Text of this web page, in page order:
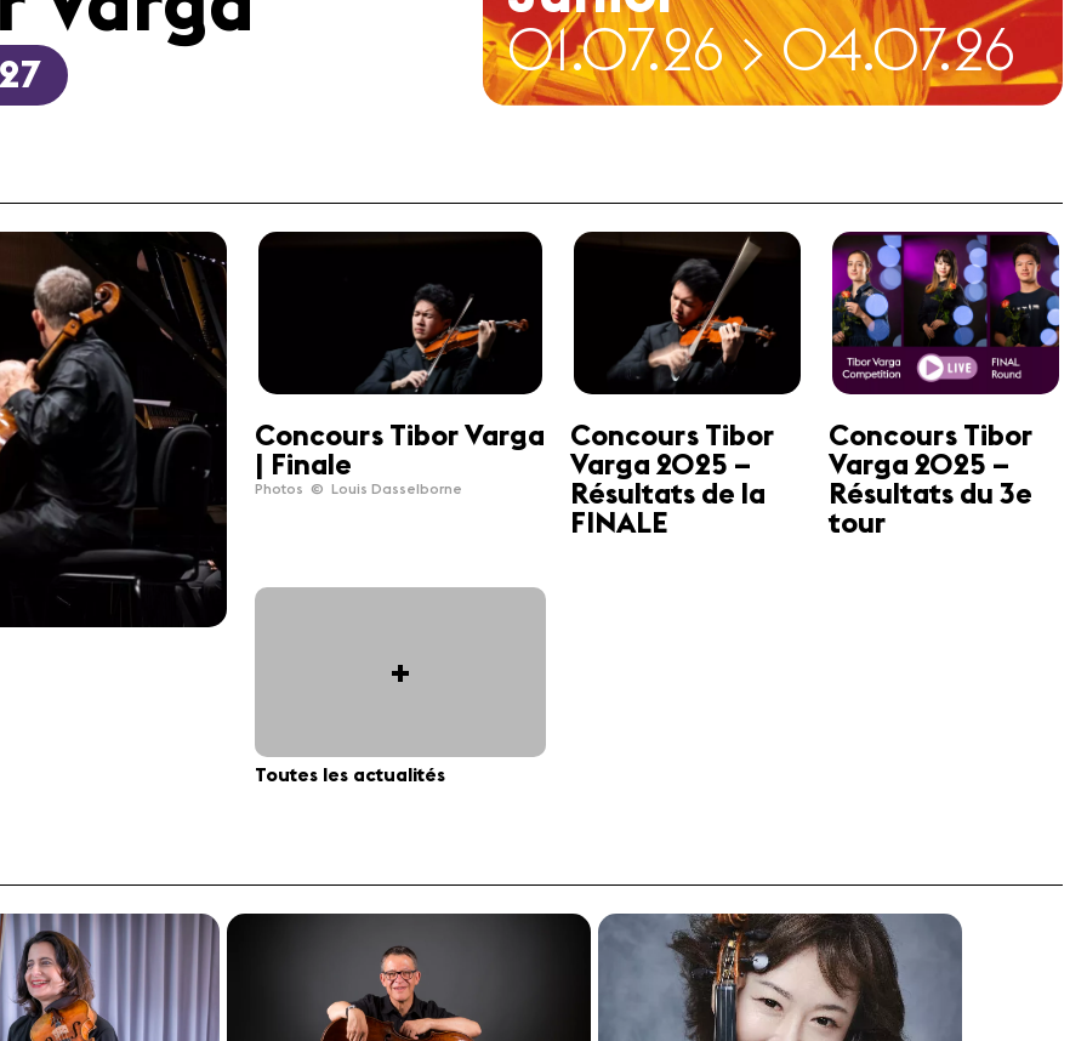
01.07.26 > 04.07.26
Concours Tibor Varga
| Finale
Photos © Louis Dasselborne
Concours Tibor
Varga 2025 –
Résultats de la
FINALE
Concours Tibor
Varga 2025 –
Résultats du 3e
tour
+
Toutes les actualités